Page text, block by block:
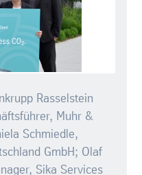
Rasselstein
Muhr &
Schmiedle,
GmbH; Olaf
Sika Services